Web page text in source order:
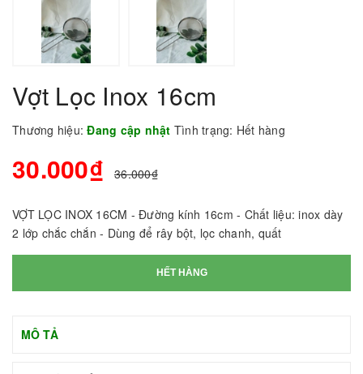
Vợt Lọc Inox 16cm
Thương hiệu: Đang cập nhật Tình trạng: Hết hàng
30.000₫ 36.000₫
VỢT LỌC INOX 16CM - Đường kính 16cm - Chất liệu: inox dày
2 lớp chắc chắn - Dùng để rây bột, lọc chanh, quất
HẾT HÀNG
MÔ TẢ